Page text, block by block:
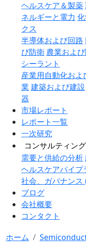
ヘルスケア＆製薬
ネルギーと電力
クス
半導体および回路
び防衛 農業およ
シーラント
産業用自動化およ
業 建築および建設
器
市場レポート
レポート一覧
一次研究
コンサルティン
需要と供給の分析
ヘルスケアパイ
社会、ガバナンス
ブログ
会社概要
コンタクト
ホーム